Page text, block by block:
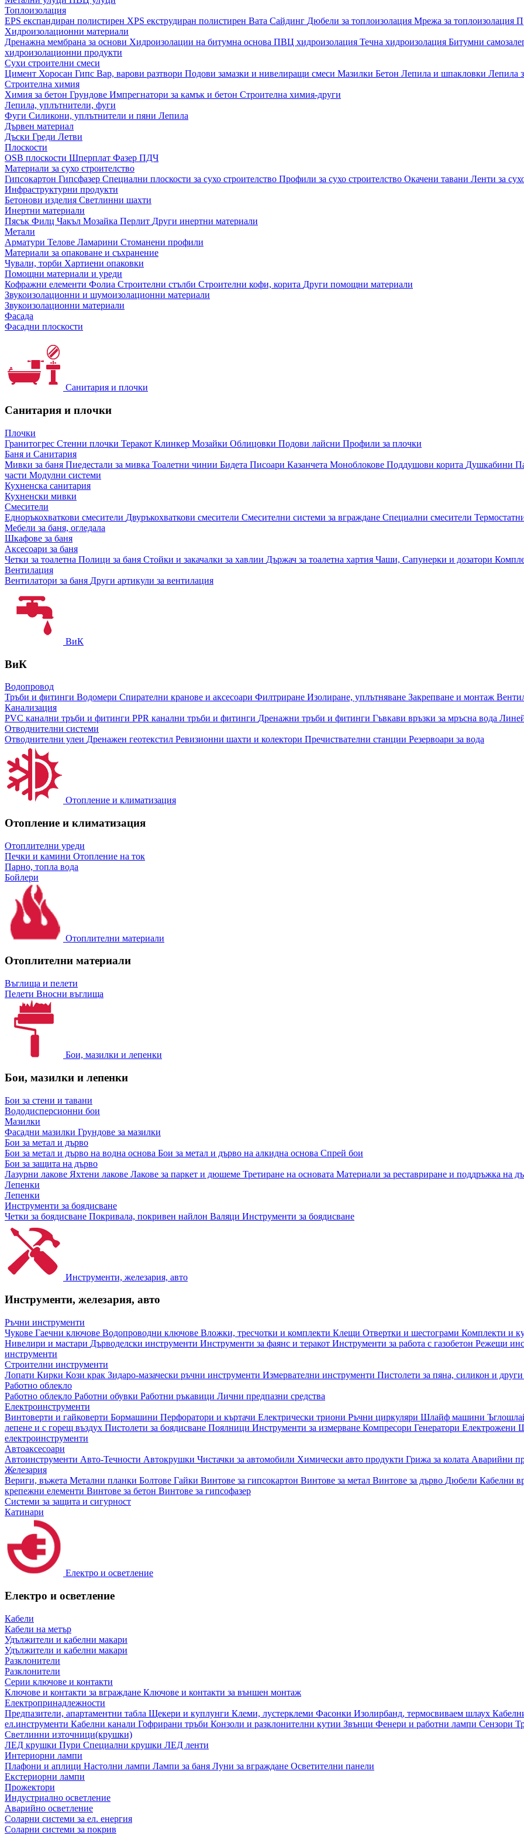
Топлоизолация
EPS експандиран полистирен XPS екструдиран полистирен Вата Сайдинг Дюбели за топлоизолация Мрежа за топлоизолация
Хидроизолационни материали
Дренажна мембрана за основи Хидроизолации на битумна основа ПВЦ хидроизолация Течна хидроизолация Битумни
хидроизолационни продукти
Сухи строителни смеси
Цимент Хоросан Гипс Вар, варови разтвори Подови замазки и нивелиращи смеси Мазилки Бетон Лепила и шпакловки Лепила
Строителна химия
Химия за бетон Грундове Импрегнатори за камък и бетон Строителна химия-други
Лепила, уплътнители, фуги
Фуги Силикони, уплътнители и пяни Лепила
Дървен материал
Дъски Греди Летви
Плоскости
OSB плоскости Шперплат Фазер ПДЧ
Материали за сухо строителство
Гипсокартон Гипсфазер Специални плоскости за сухо строителство Профили за сухо строителство Окачени тавани Ленти за
Инфраструктурни продукти
Бетонови изделия Светлинни шахти
Инертни материали
Пясък Филц Чакъл Мозайкa Перлит Други инертни материали
Метали
Арматури Телове Ламарини Стоманени профили
Материали за опаковане и съхранение
Чували, торби Хартиени опаковки
Помощни материали и уреди
Кофражни елементи Фолиа Строителни стълби Строителни кофи, корита Други помощни материали
Звукоизолационни и шумоизолационни материали
Звукоизолационни материали
Фасада
Фасадни плоскости
Санитария и плочки
Санитария и плочки
Плочки
Гранитогрес Стенни плочки Теракот Клинкер Мозайки Облицовки Подови лайсни Профили за плочки
Баня и Санитария
Мивки за баня Пиедестали за мивка Тоалетни чинии Бидета Писоари Казанчета Моноблокове Поддушови корита Душкабини
части Модулни системи
Кухненска санитария
Кухненски мивки
Смесители
Едноръкохваткови смесители Двуръкохваткови смесители Смесителни системи за вграждане Специални смесители
Мебели за баня, огледала
Шкафове за баня
Аксесоари за баня
Четки за тоалетна Полици за баня Стойки и закачалки за хавлии Държач за тоалетна хартия Чаши, Сапунерки и дозатори
Вентилация
Вентилатори за баня Други артикули за вентилация
ВиК
ВиК
Водопровод
Тръби и фитинги Водомери Спирателни кранове и аксесоари Филтриране Изолиране, уплътняване Закрепване и монтаж
Канализация
PVC канални тръби и фитинги PPR канални тръби и фитинги Дренажни тръби и фитинги Гъвкави връзки за мръсна вода
Отводнителни системи
Отводнителни улеи Дренажен геотекстил Ревизионни шахти и колектори Пречиствателни станции Резервоари за вода
Отопление и климатизация
Отопление и климатизация
Отоплителни уреди
Печки и камини Отопление на ток
Парно, топла вода
Бойлери
Отоплителни материали
Отоплителни материали
Въглища и пелети
Пелети Вносни въглища
Бои, мазилки и лепенки
Бои, мазилки и лепенки
Бои за стени и тавани
Вододисперсионни бои
Мазилки
Фасадни мазилки Грундове за мазилки
Бои за метал и дърво
Бои за метал и дърво на водна основа Бои за метал и дърво на алкидна основа Спрей бои
Бои за защита на дърво
Лазурни лакове Яхтени лакове Лакове за паркет и дюшеме Третиране на основата Материали за реставриране и поддръжка на
Лепенки
Лепенки
Инструменти за боядисване
Четки за боядисване Покривала, покривен найлон Валяци Инструменти за боядисване
Инструменти, железария, авто
Инструменти, железария, авто
Ръчни инструменти
Чукове Гаечни ключове Водопроводни ключове Вложки, тресчотки и комплекти Клещи Отвертки и шестограми Комплекти и
Нивелири и мастари Дърводелски инструменти Инструменти за фаянс и теракот Инструменти за работа с газобетон Режещи
инструменти
Строителни инструменти
Лопати Кирки Кози крак Зидаро-мазачески ръчни инструменти Измервателни инструменти Пистолети за пяна, силикон и
Работно облекло
Работно облекло Работни обувки Работни ръкавици Лични предпазни средства
Електроинструменти
Винтоверти и гайковерти Бормашини Перфоратори и къртачи Електрически триони Ръчни циркуляри Шлайф машини
лепене и с горещ въздух Пистолети за боядисване Поялници Инструменти за измерване Компресори Генератори Електрожени
електроинструменти
Автоаксесоари
Автоинструменти Авто-Течности Автокрушки Чистачки за автомобили Химически авто продукти Грижа за колата Аварийни
Железария
Вериги, въжета Метални планки Болтове Гайки Винтове за гипсокартон Винтове за метал Винтове за дърво Дюбели Кабелни
крепежни елементи Винтове за бетон Винтове за гипсофазер
Системи за защита и сигурност
Катинари
Електро и осветление
Електро и осветление
Кабели
Кабели на метър
Удължители и кабелни макари
Удължители и кабелни макари
Разклонители
Разклонители
Серии ключове и контакти
Ключове и контакти за вграждане Ключове и контакти за външен монтаж
Електропринадлежности
Предпазители, апартаментни табла Щекери и куплунги Клеми, лустерклеми Фасонки Изолирбанд, термосвиваем шлаух
ел.инструменти Кабелни канали Гофрирани тръби Конзоли и разклонителни кутии Звънци Фенери и работни лампи Сензори
Светлинни източници(крушки)
ЛЕД крушки Пури Специални крушки ЛЕД ленти
Интериорни лампи
Плафони и аплици Настолни лампи Лампи за баня Луни за вграждане Осветителни панели
Екстериорни лампи
Прожектори
Индустриално осветление
Аварийно осветление
Соларни системи за ел. енергия
Соларни системи за покрив